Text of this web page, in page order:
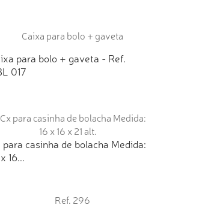
para bolo + gaveta - Ref.
017
para casinha de bolacha Medida:
16...